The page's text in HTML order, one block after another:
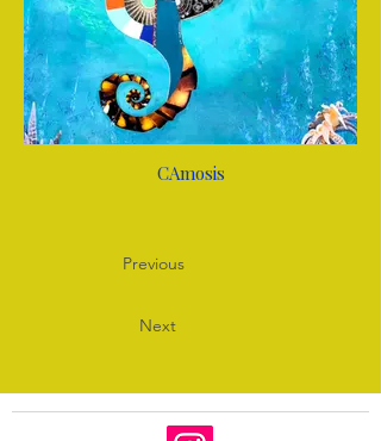
CAmosis
Previous
Next